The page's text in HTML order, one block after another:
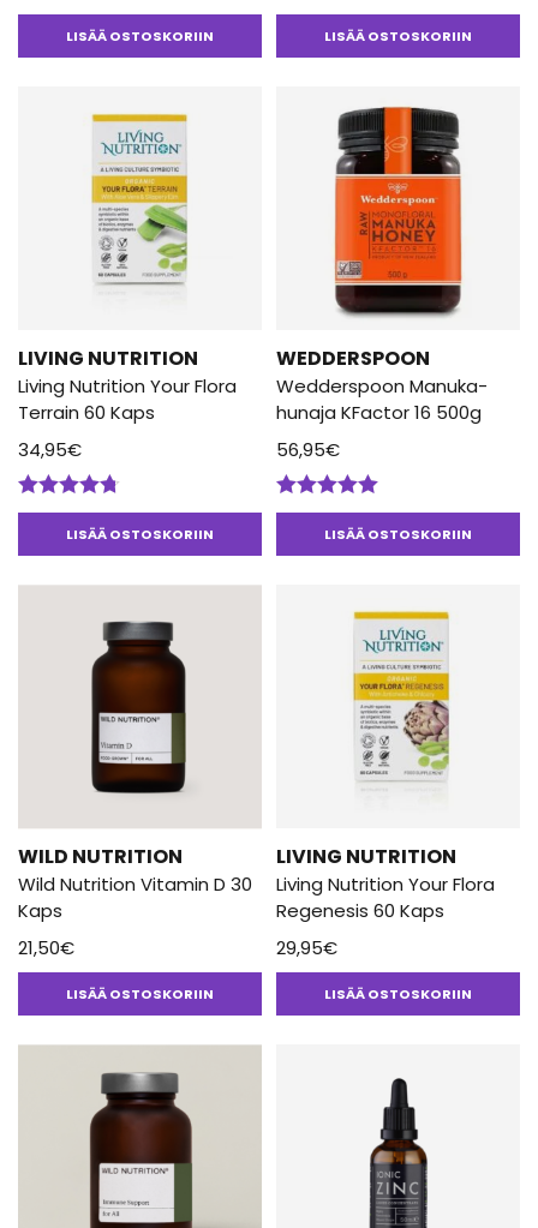
Arvostelu
tuotteesta:LISÄÄ OSTOSKORIIN LISÄÄ OSTOSKORIIN
LIVING NUTRITION
Living Nutrition Your Flora
Terrain 60 Kaps
34,95€
Arvostelu
tuotteesta:LISÄÄ OSTOSKORIIN
WEDDERSPOON
Wedderspoon Manuka-
hunaja KFactor 16 500g
56,95€
Arvostelu
tuotteesta:LISÄÄ OSTOSKORIIN
WILD NUTRITION
Wild Nutrition Vitamin D 30
Kaps
21,50€
LISÄÄ OSTOSKORIIN
LIVING NUTRITION
Living Nutrition Your Flora
Regenesis 60 Kaps
29,95€
LISÄÄ OSTOSKORIIN